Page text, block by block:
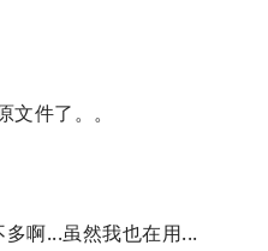
件了。。
啊...虽然我也在用...